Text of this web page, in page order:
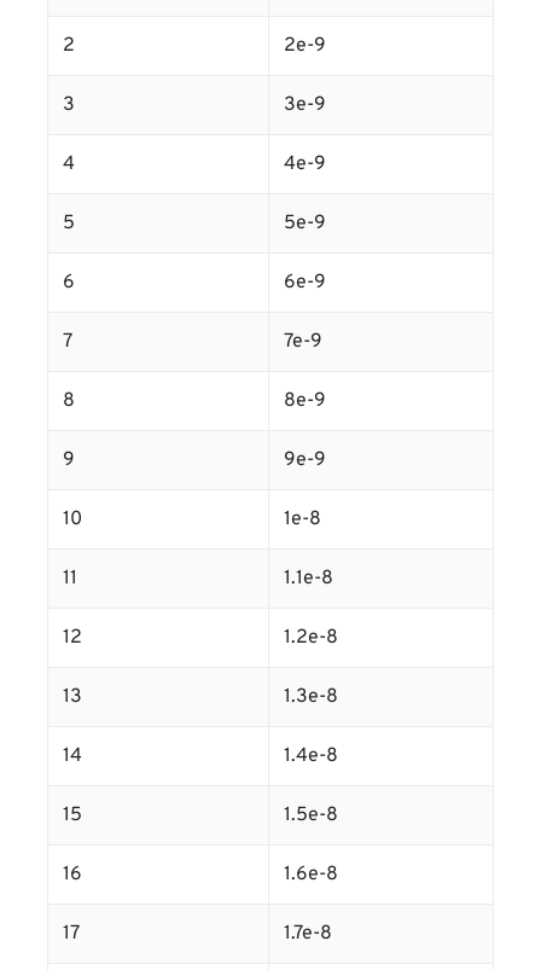
2 2e-9
3 3e-9
4 4e-9
5 5e-9
6 6e-9
7 7e-9
8 8e-9
9 9e-9
10 1e-8
11 1.1e-8
12 1.2e-8
13 1.3e-8
14 1.4e-8
15 1.5e-8
16 1.6e-8
17 1.7e-8